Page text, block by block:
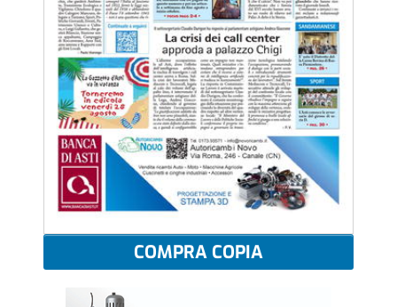
COMPRA COPIA